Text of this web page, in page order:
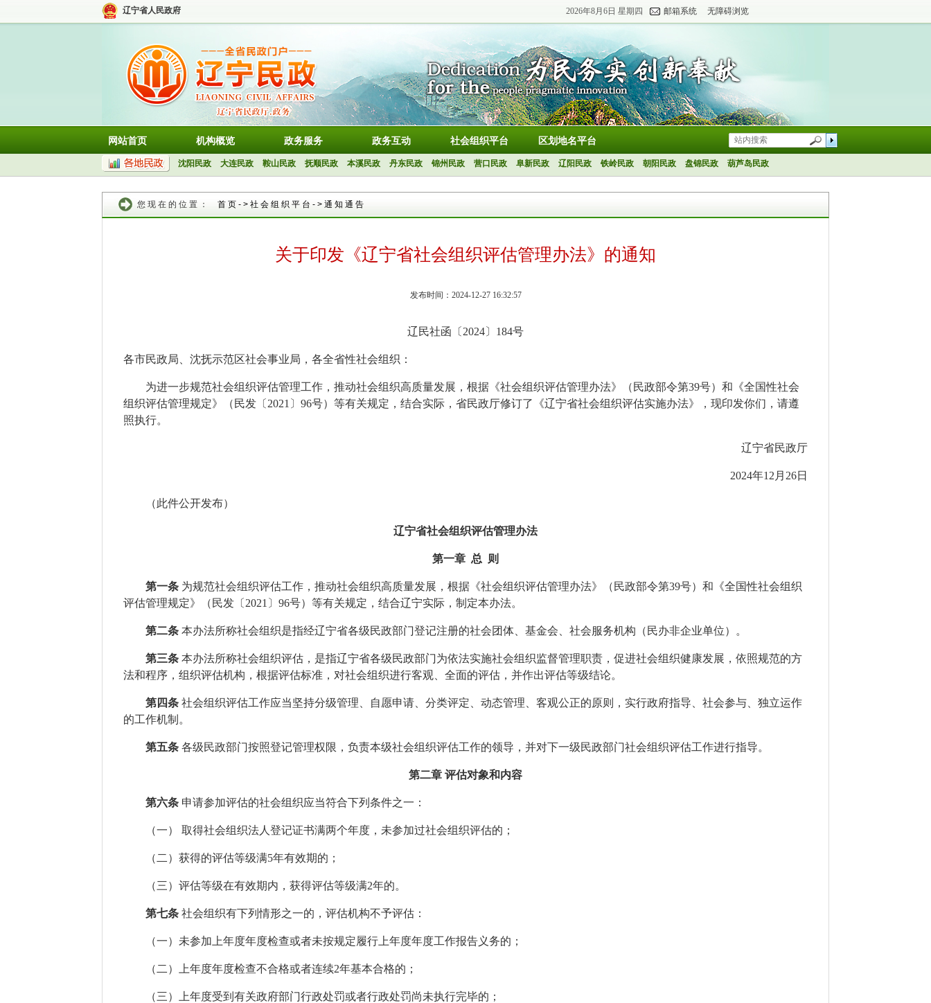
辽宁省人民政府 2026年8月6日 星期四 邮箱系统 无障碍浏览
网站首页 机构概览 政务服务 政务互动 社会组织平台 区划地名平台
沈阳民政 大连民政 鞍山民政 抚顺民政 本溪民政 丹东民政 锦州民政 营口民政 阜新民政 辽阳民政 铁岭民政 朝阳民政 盘锦民政 葫芦岛民政
您现在的位置： 首页 -> 社会组织平台 -> 通知通告
关于印发《辽宁省社会组织评估管理办法》的通知
发布时间：2024-12-27 16:32:57
辽民社函〔 2024〕184号
各市民政局 、沈抚示范区社会事业局，各全省性社会组织 ：
为进一步规范社会组织评估管理工作，推动社会组织高质量发展，根据《社会组织评估管理办法》（民政部令第39号）和《全国性社会
组织评估管理规定》（民发〔 2021 〕 96号）等有关规定，结合实际，省民政厅修订了《辽宁省社会组织评估实施办法》，现印发你们，请遵
照执行。
辽宁省民政厅
2024年12 月 26日
（此件公开发布）
辽宁省社会组织评估管理办法
第一章 总 则
第一条 为规范社会组织评估工作，推动社会组织高质量发展 ， 根据《社会组织评估管理办法》（民政部令第39号）和《全国性社会组织
评估管理规定》（民发〔 2021 〕 96号）等有关规定，结合辽宁实际，制定本办法。
第二条 本办法所称社会组织是指经辽宁省各级民政部门登记注册的社会团体、基金会、 社会服务机构（ 民办非企业单位） 。
第三条 本办法所称社会组织评估，是指辽宁省各级民政部门为依法实施社会组织监督管理职责，促进社会组织健康发展，依照规范的方
法和程序，组织评估机构 ， 根据评估标准，对社会组织进行客观、全面的评估，并作出评估等级结论。
第四条 社会组织评估工作应当坚持分级管理、 自愿申请、 分类评定、 动态管理、 客观公正的原则，实行政府指导、社会参与、独立运作
的工作机制。
第五条 各级民政部门按照登记管理权限，负责本级社会组织评估工作的领导 ，并对下一级民政部门社会组织评估工作进行指导。
第二章 评估对象和内容
第六条 申请参加评估的社会组织应当符合下列条件之一：
（一） 取得社会组织法人 登记证书满两个年度，未参加过社会组织评估的；
（二）获得的评估等级满5年有效期的 ；
（三） 评估等级在有效期内，获得评估等级满2年的。
第七条 社会组织有下列情形之一的， 评估机构不予评估：
（一） 未参加上年度年度检查或者未按规定履行上年度年度工作报告义务的；
（二） 上年度年度检查不合格或者连续2年基本合格的；
（三） 上年度受到 有关政府部门行政处罚或者行政处罚尚未执行完毕的；